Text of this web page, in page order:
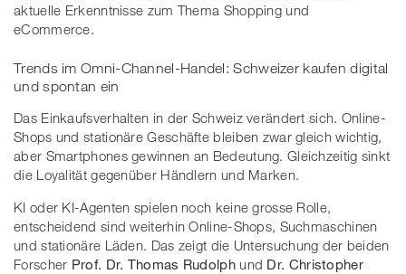
aktuelle Erkenntnisse zum Thema Shopping und
eCommerce.
Trends im Omni-Channel-Handel: Schweizer kaufen digital
und spontan ein
Das Einkaufsverhalten in der Schweiz verändert sich. Online-
Shops und stationäre Geschäfte bleiben zwar gleich wichtig,
aber Smartphones gewinnen an Bedeutung. Gleichzeitig sinkt
die Loyalität gegenüber Händlern und Marken.
KI oder KI-Agenten spielen noch keine grosse Rolle,
entscheidend sind weiterhin Online-Shops, Suchmaschinen
und stationäre Läden. Das zeigt die Untersuchung der beiden
Forscher Prof. Dr. Thomas Rudolphund Dr. Christopher